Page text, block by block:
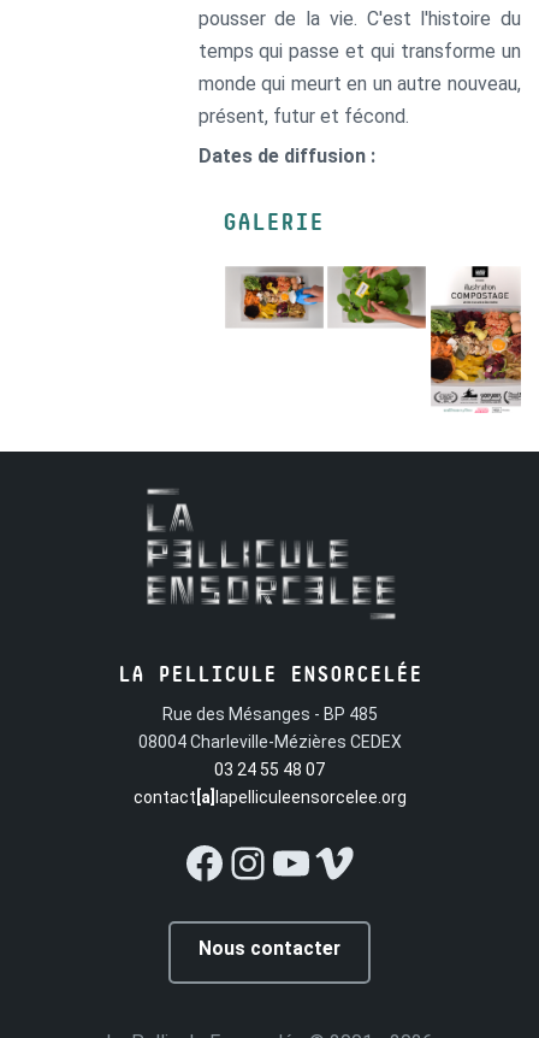
pousser de la vie. C'est l'histoire du
temps qui passe et qui transforme un
monde qui meurt en un autre nouveau,
présent, futur et fécond.
Dates de diffusion :
GALERIE
LA PELLICULE ENSORCELÉE
Rue des Mésanges - BP 485
08004 Charleville-Mézières CEDEX
03 24 55 48 07
contact [a] lapelliculeensorcelee.org
Facebook
Instagram
YouTube
Vimeo
Nous contacter